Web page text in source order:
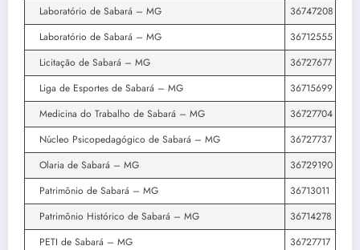
Laboratório de Sabará – MG
36747208
Laboratório de Sabará – MG
36712555
Licitação de Sabará – MG
36727677
Liga de Esportes de Sabará – MG
36715699
Medicina do Trabalho de Sabará – MG
36727704
Núcleo Psicopedagógico de Sabará – MG
36727737
Olaria de Sabará – MG
36729190
Patrimônio de Sabará – MG
36713011
Patrimônio Histórico de Sabará – MG
36714278
PETI de Sabará – MG
36727717